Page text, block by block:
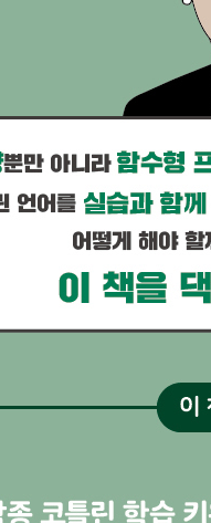
121
드 ...... 130
의 각 문자를 하나씩 처리
함수 개선하기 ...... 132
로 변환하기 ...... 138
입 값으로 변환하기 ...... 141
연산 ...... 142